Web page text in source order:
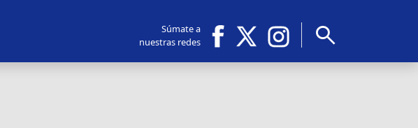
Súmate a
nuestras redes
search